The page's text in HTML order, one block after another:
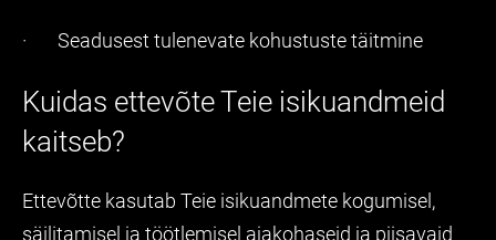
· Seadusest tulenevate kohustuste täitmine
Kuidas ettevõte Teie isikuandmeid
kaitseb?
Ettevõtte kasutab Teie isikuandmete kogumisel,
säilitamisel ja töötlemisel ajakohaseid ja piisavaid